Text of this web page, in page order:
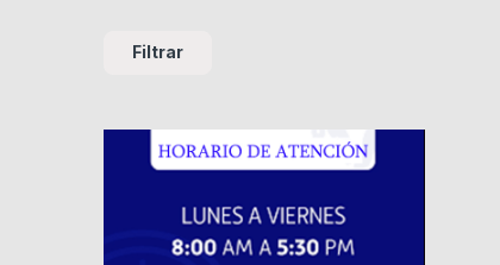
Filtrar